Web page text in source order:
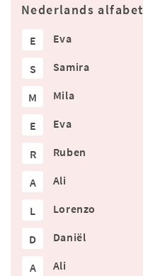
Nederlands alfabet
E Eva
S Samira
M Mila
E Eva
R Ruben
A Ali
L Lorenzo
D Daniël
A Ali